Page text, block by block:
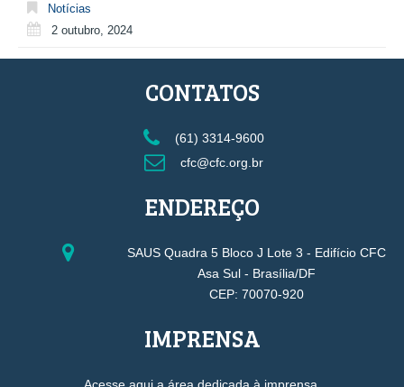
Notícias
2 outubro, 2024
CONTATOS
(61) 3314-9600
cfc@cfc.org.br
ENDEREÇO
SAUS Quadra 5 Bloco J Lote 3 - Edifício CFC
Asa Sul - Brasília/DF
CEP: 70070-920
IMPRENSA